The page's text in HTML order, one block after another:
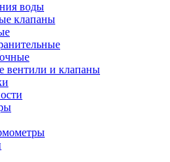
воды
клапаны
вентили и клапаны